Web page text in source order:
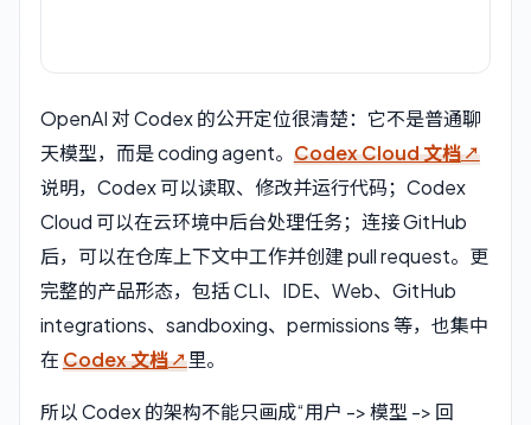
OpenAI 对 Codex 的公开定位很清楚：它不是普通聊
天模型，而是 coding agent。 Codex Cloud 文档
说明，Codex 可以读取、修改并运行代码；Codex
Cloud 可以在云环境中后台处理任务；连接 GitHub
后，可以在仓库上下文中工作并创建 pull request。更
完整的产品形态，包括 CLI、IDE、Web、GitHub
integrations、sandboxing、permissions 等，也集中
在Codex 文档 里。
所以 Codex 的架构不能只画成“用户 -> 模型 -> 回